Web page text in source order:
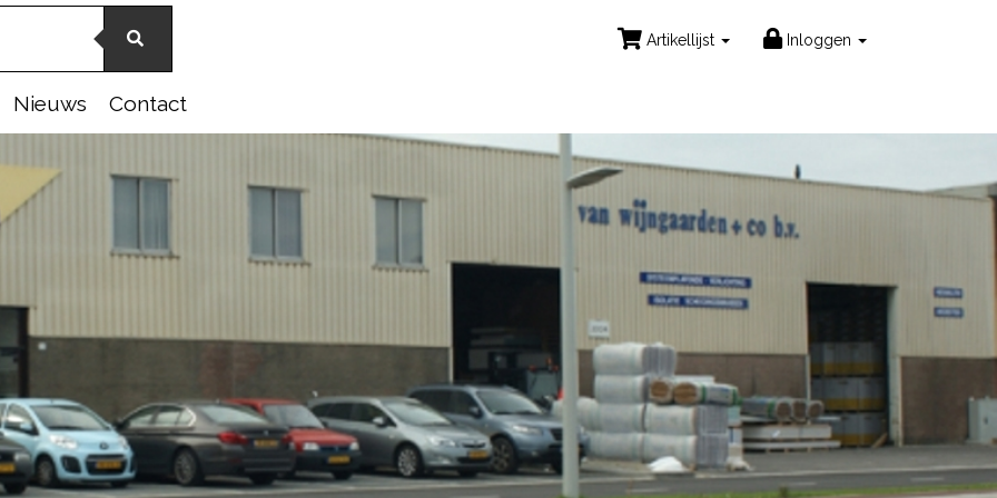
Artikellijst Inloggen
Nieuws Contact